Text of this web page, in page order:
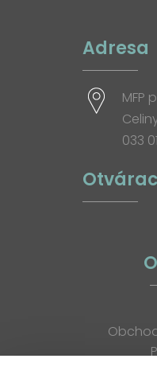
Adresa
MFP
033